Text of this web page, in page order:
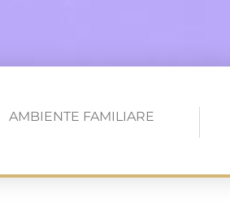
AMBIENTE FAMILIARE